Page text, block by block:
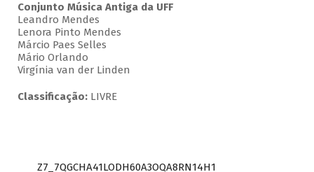
Conjunto Música Antiga da UFF
Leandro Mendes
Lenora Pinto Mendes
Márcio Paes Selles
Mário Orlando
Virgínia van der Linden
Classificação:LIVRE
Z7_7QGCHA41LODH60A3OQA8RN14H1